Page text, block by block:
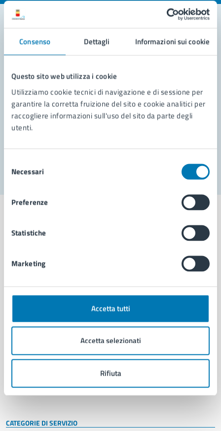
Consenso Dettagli Informazioni sui cookie
Questo sito web utilizza i cookie
Utilizziamo cookie tecnici di navigazione e di sessione per
garantire la corretta fruizione del sito e cookie analitici per
raccogliere informazioni sull'uso del sito da parte degli
utenti.
delNecessari
Preferenze
Statistiche
Marketing
Accetta tutti
Accetta selezionati
Rifiuta
Contatta il comune
Richiedi assistenza
Prenota appuntamento
Problemi in città
Aree amministrative
Uffici
Politici
Intranet, posta aziendale e protocollo
CATEGORIE DI SERVIZIO